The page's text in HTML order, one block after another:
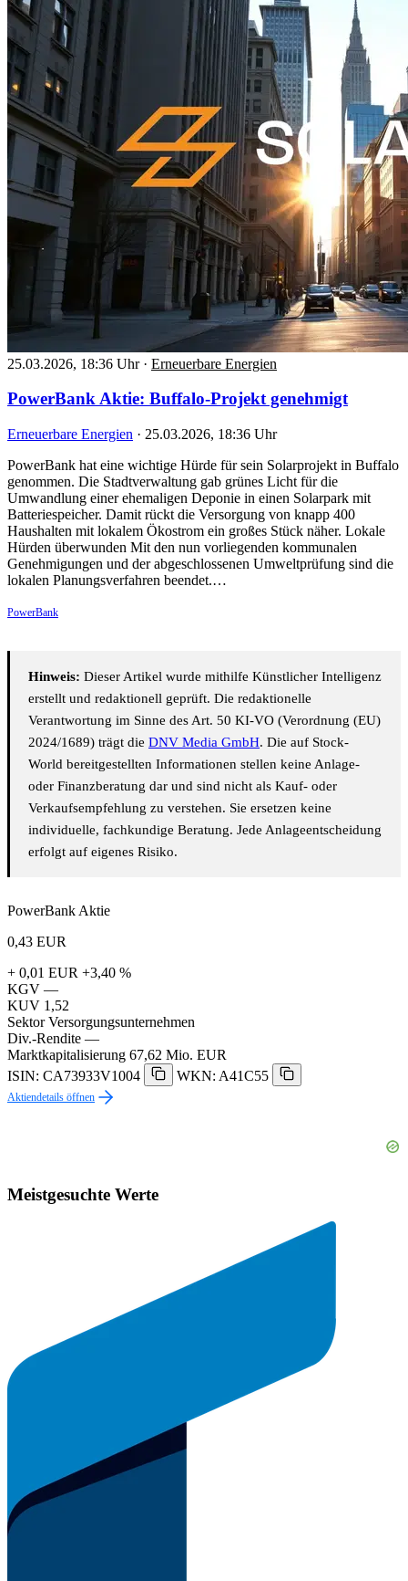
25.03.2026, 18:36 Uhr · Erneuerbare Energien
PowerBank Aktie: Buffalo-Projekt genehmigt
Erneuerbare Energien · 25.03.2026, 18:36 Uhr
PowerBank hat eine wichtige Hürde für sein Solarprojekt in Buffalo
genommen. Die Stadtverwaltung gab grünes Licht für die
Umwandlung einer ehemaligen Deponie in einen Solarpark mit
Batteriespeicher. Damit rückt die Versorgung von knapp 400
Haushalten mit lokalem Ökostrom ein großes Stück näher. Lokale
Hürden überwunden Mit den nun vorliegenden kommunalen
Genehmigungen und der abgeschlossenen Umweltprüfung sind die
lokalen Planungsverfahren beendet.…
PowerBank
Hinweis: Dieser Artikel wurde mithilfe Künstlicher Intelligenz
erstellt und redaktionell geprüft. Die redaktionelle
Verantwortung im Sinne des Art. 50 KI-VO (Verordnung (EU)
2024/1689) trägt die DNV Media GmbH. Die auf Stock-
World bereitgestellten Informationen stellen keine Anlage-
oder Finanzberatung dar und sind nicht als Kauf- oder
Verkaufsempfehlung zu verstehen. Sie ersetzen keine
individuelle, fachkundige Beratung. Jede Anlageentscheidung
erfolgt auf eigenes Risiko.
PowerBank Aktie
0,43 EUR
+ 0,01 EUR +3,40 %
KGV —
KUV 1,52
Sektor Versorgungsunternehmen
Div.-Rendite —
Marktkapitalisierung 67,62 Mio. EUR
ISIN: CA73933V1004
WKN: A41C55
Aktiendetails öffnen
Meistgesuchte Werte